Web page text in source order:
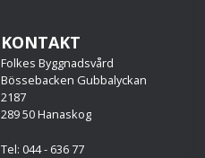
KONTAKT
Folkes Byggnadsvård
Bössebacken Gubbalyckan
2187
289 50 Hanaskog
Tel: 044 - 636 77